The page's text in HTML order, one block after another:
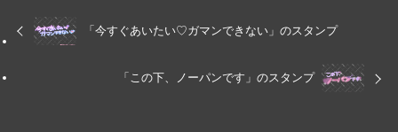
「今すぐあいたい♡ガマンできない」のスタンプ
「この下、ノーパンです」のスタンプ